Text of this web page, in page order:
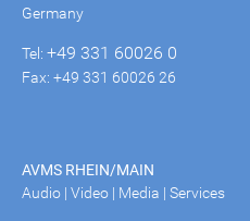
Germany
Tel: +49 331 60026 0
Fax: +49 331 60026 26
AVMS RHEIN/MAIN
Audio | Video | Media | Services